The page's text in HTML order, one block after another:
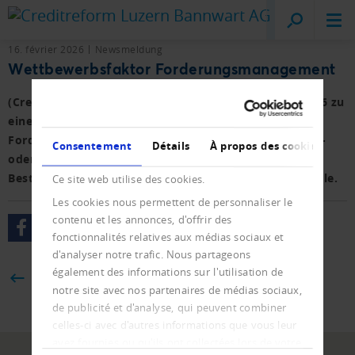
Consentement Détails À propos des cookies
Ce site web utilise des cookies.
Les cookies nous permettent de personnaliser le
contenu et les annonces, d'offrir des
fonctionnalités relatives aux médias sociaux et
d'analyser notre trafic. Nous partageons
également des informations sur l'utilisation de
notre site avec nos partenaires de médias sociaux,
de publicité et d'analyse, qui peuvent combiner
celles-ci avec d'autres informations que vous leur
Creditreform
Lucerne
16. février 2026 Newsmeldung
Wettbewerbsfaktor Forderungsmanagement
(Creditreform Österreich) Zahlungsfähigkeit wird 2026 zu
einem entscheidenden Erfolgsfaktor.
Forderungsmanagement ist damit kein reines Kosten-
oder Inkassothema mehr, sondern ein integraler
Bestandteil stabiler und nachhaltiger Geschäftsmodelle.
BACK